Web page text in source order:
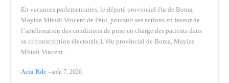
En vacances parlementaires, le député provincial élu de Boma,
Mayiza Mbudi Vincent de Paul, poursuit ses actions en faveur de
l’amélioration des conditions de prise en charge des patients dans
sa circonscription électorale.L’élu provincial de Boma, Mayiza
Mbudi Vincent...
Actu Rdc -août 7, 2026